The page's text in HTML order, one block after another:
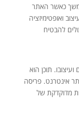
כאשר האתר
ואופטימיזציה
להבטיח
תוכן הוא
אינטרנט. פריסה
מדוקדקת של